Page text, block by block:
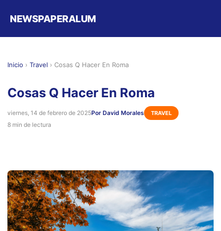
NEWSPAPERALUM
Inicio › Travel › Cosas Q Hacer En Roma
Cosas Q Hacer En Roma
viernes, 14 de febrero de 2025Por David Morales TRAVEL
8 min de lectura